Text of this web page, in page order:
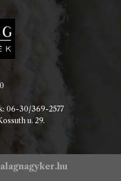
06-30/369-2577
u. 29.